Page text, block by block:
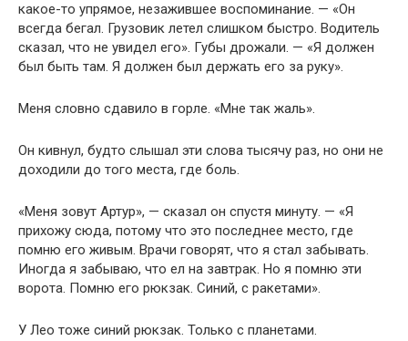
какое-то упрямое, незажившее воспоминание. — «Он
всегда бегал. Грузовик летел слишком быстро. Водитель
сказал, что не увидел его». Губы дрожали. — «Я должен
был быть там. Я должен был держать его за руку».
Меня словно сдавило в горле. «Мне так жаль».
Он кивнул, будто слышал эти слова тысячу раз, но они не
доходили до того места, где боль.
«Меня зовут Артур», — сказал он спустя минуту. — «Я
прихожу сюда, потому что это последнее место, где
помню его живым. Врачи говорят, что я стал забывать.
Иногда я забываю, что ел на завтрак. Но я помню эти
ворота. Помню его рюкзак. Синий, с ракетами».
У Лео тоже синий рюкзак. Только с планетами.